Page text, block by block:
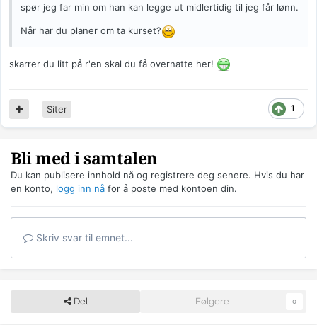
spør jeg far min om han kan legge ut midlertidig til jeg får lønn.
Når har du planer om ta kurset?
skarrer du litt på r'en skal du få overnatte her!
1
Siter
Bli med i samtalen
Du kan publisere innhold nå og registrere deg senere. Hvis du har
en konto, logg inn nå for å poste med kontoen din.
Skriv svar til emnet...
Del Følgere 0